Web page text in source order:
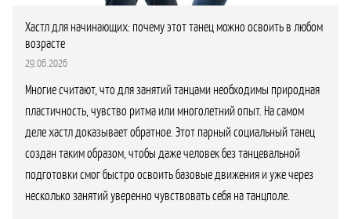
Хастл для начинающих: почему этот танец можно освоить в любом
возрасте
29.06.2026
Многие считают, что для занятий танцами необходимы природная
пластичность, чувство ритма или многолетний опыт. На самом
деле хастл доказывает обратное. Этот парный социальный танец
создан таким образом, чтобы даже человек без танцевальной
подготовки смог быстро освоить базовые движения и уже через
несколько занятий уверенно чувствовать себя на танцполе.